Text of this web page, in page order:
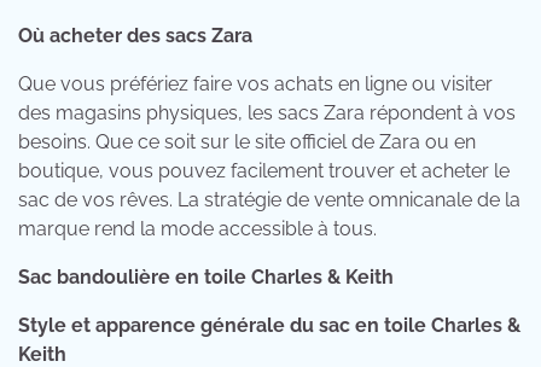
Où acheter des sacs Zara
Que vous préfériez faire vos achats en ligne ou visiter
des magasins physiques, les sacs Zara répondent à vos
besoins. Que ce soit sur le site officiel de Zara ou en
boutique, vous pouvez facilement trouver et acheter le
sac de vos rêves. La stratégie de vente omnicanale de la
marque rend la mode accessible à tous.
Sac bandoulière en toile Charles & Keith
Style et apparence générale du sac en toile Charles &
Keith